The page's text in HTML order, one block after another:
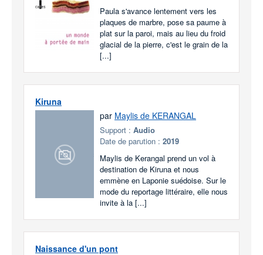
Paula s'avance lentement vers les
plaques de marbre, pose sa paume à
plat sur la paroi, mais au lieu du froid
glacial de la pierre, c'est le grain de la
[...]
Kiruna
par Maylis de KERANGAL
Support : Audio
Date de parution : 2019
Maylis de Kerangal prend un vol à
destination de Kiruna et nous
emmène en Laponie suédoise. Sur le
mode du reportage littéraire, elle nous
invite à la [...]
Naissance d'un pont